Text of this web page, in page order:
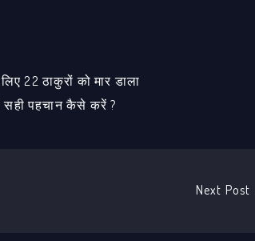
22 ठाकुरों को मार डाला
सही पहचान कैसे करें ?
Next Post